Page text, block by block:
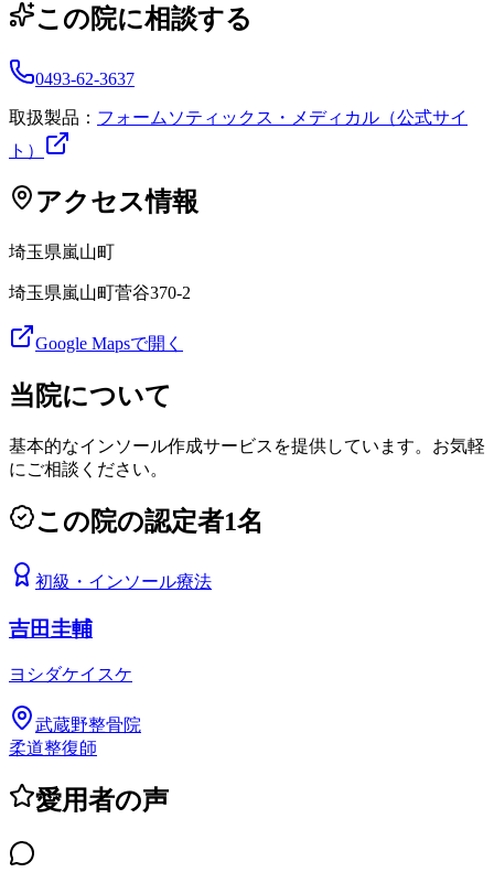
この院に相談する
0493-62-3637
取扱製品： フォームソティックス・メディカル（公式サイ
ト）
アクセス情報
埼玉県嵐山町
埼玉県嵐山町菅谷370-2
Google Mapsで開く
当院について
基本的なインソール作成サービスを提供しています。お気軽
にご相談ください。
この院の認定者1名
初級 ・ インソール療法
吉田圭輔
ヨシダケイスケ
武蔵野整骨院
柔道整復師
愛用者の声